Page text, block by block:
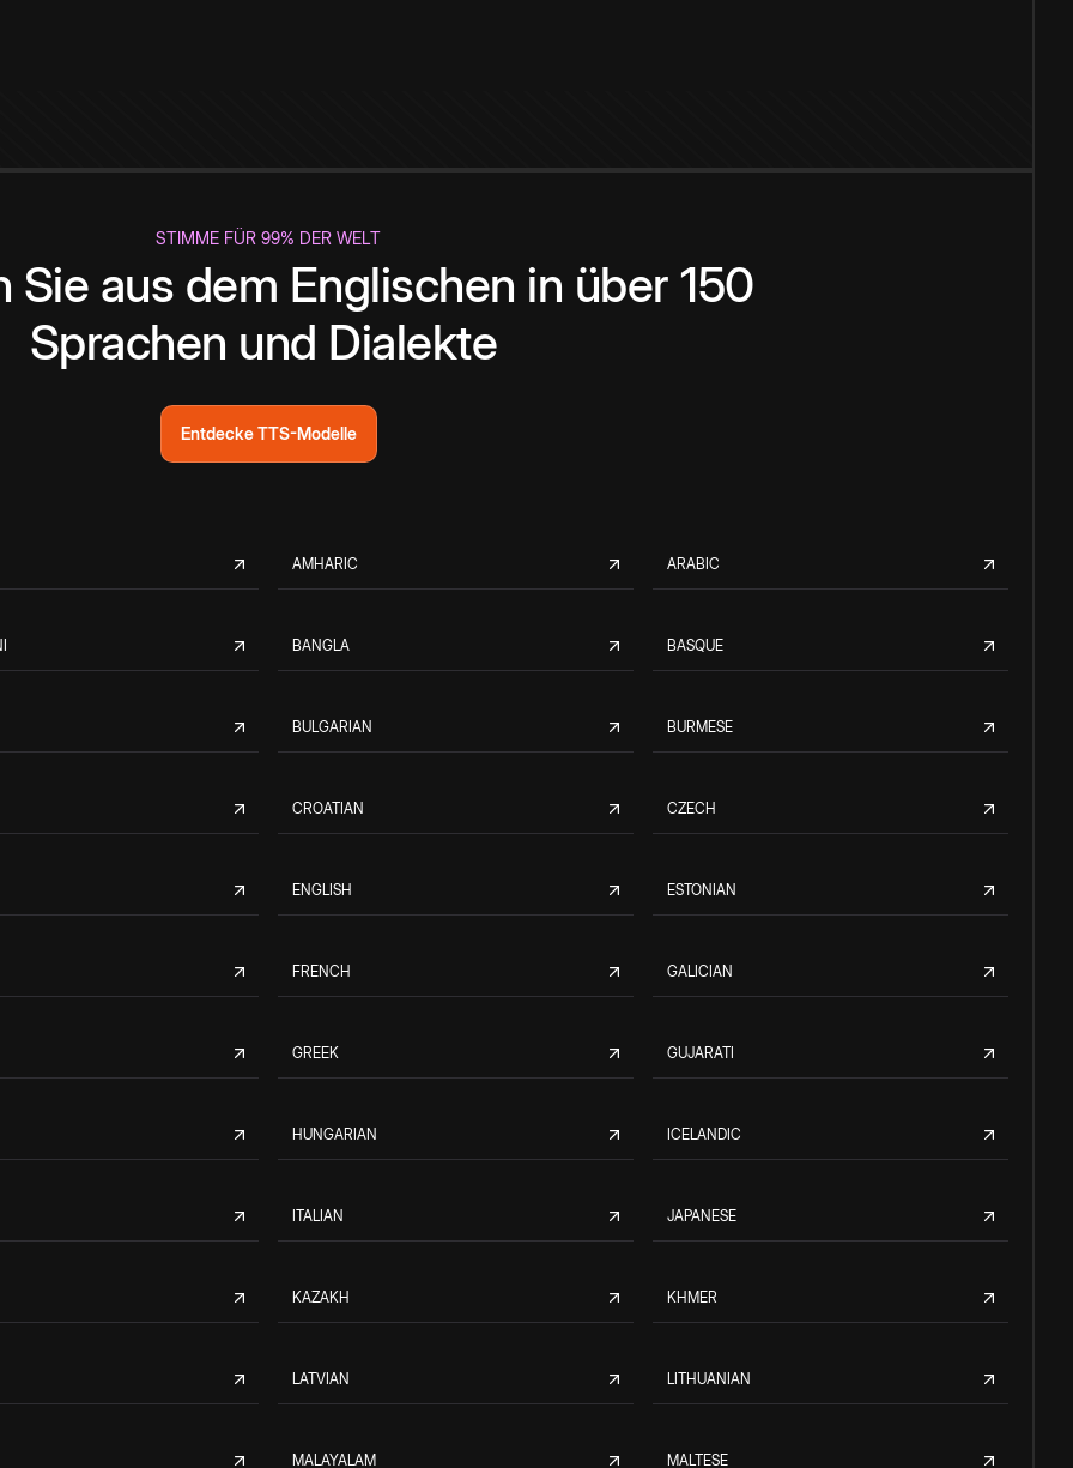
STIMME FÜR 99% DER WELT
Sie aus dem Englischen in über 150
Sprachen und Dialekte
Entdecke TTS-Modelle
AMHARIC ARABIC
BANGLA BASQUE
BULGARIAN BURMESE
CROATIAN CZECH
ENGLISH ESTONIAN
FRENCH GALICIAN
GREEK GUJARATI
HUNGARIAN ICELANDIC
ITALIAN JAPANESE
KAZAKH KHMER
LATVIAN LITHUANIAN
MALAYALAM MALTESE